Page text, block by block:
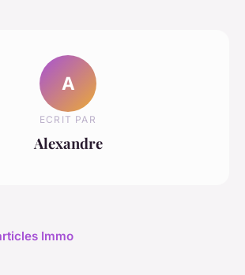
A
ECRIT PAR
Alexandre
Immo